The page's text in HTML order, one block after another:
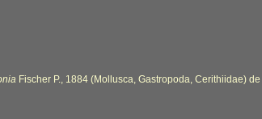
Fischer P., 1884 (Mollusca, Gastropoda, Cerithiidae) de